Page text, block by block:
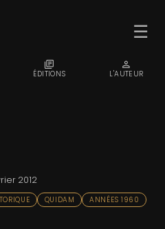
☰
2012
QUIDAM
ANNÉES 1960
LIBRARY_BOOKS
ÉDITIONS
PERSON
L'AUTEUR